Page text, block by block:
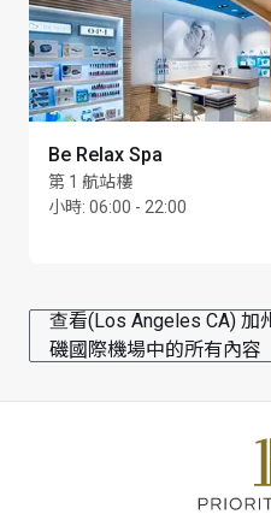
seating as necessary. The
understanding as they
whilst adhering to airport
Cardholders will not be
您可於預定航班起飛前 3
最長逗留時間：3 小時
Be Relax Spa
第 1 航站樓
小時: 06:00 - 22:00
查看(Los Angeles CA) 加
磯國際機場中的所有內容